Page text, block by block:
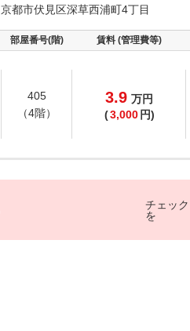
京都市伏見区深草西浦町4丁目
部屋番号(階) 賃料 (管理費等)
405
（4階）
3.9 万円
(3,000 円)
チェッ
を